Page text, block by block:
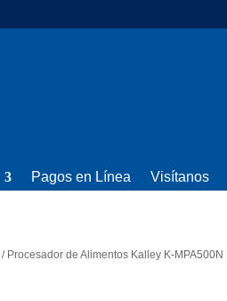
Pagos en Línea Visítanos
/ Procesador de Alimentos Kalley K-MPA500N